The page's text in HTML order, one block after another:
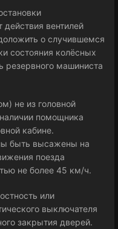
вентилей
о случившемся
состояния колёсных
резервного машиниста
не из головной
помощника
кабине.
быть высажены на
поезда
не более 45 км/ч.
или
выключателя
закрытия дверей.